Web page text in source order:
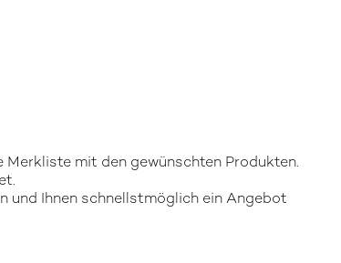
Merkliste mit den gewünschten Produkten.
und Ihnen schnellstmöglich ein Angebot